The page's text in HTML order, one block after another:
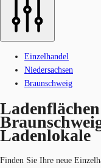
Einzelhandel
Niedersachsen
Braunschweig
Ladenlokale
Finden Sie Ihre neue